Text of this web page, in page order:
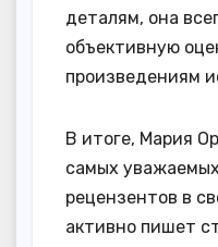
деталям, она
объективную
произведениям
В итоге, Мария
самых
рецензентов в
активно пишет